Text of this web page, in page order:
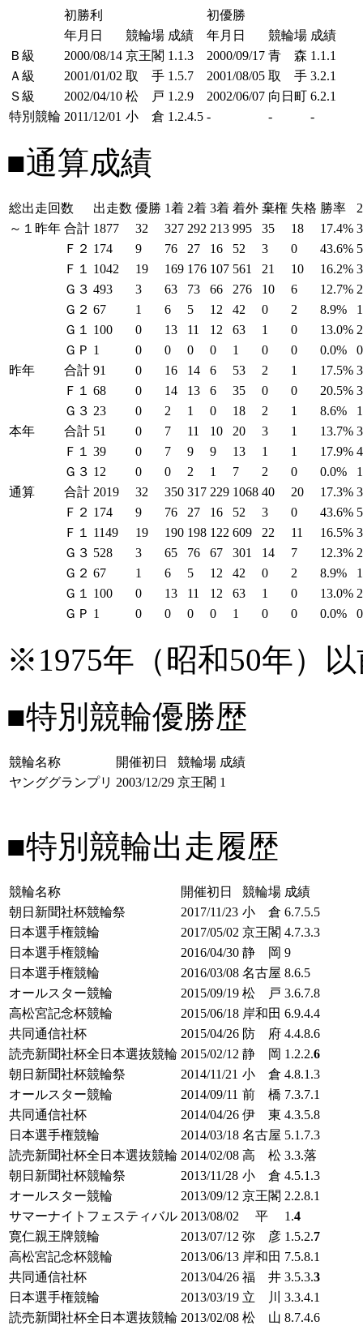
初勝利
初優勝
年月日
競輪場 成績 年月日 競輪場 成績
Ｂ級
2000/08/14 京王閣 1.1.3 2000/09/17 青 森 1.1.1
Ａ級
2001/01/02 取 手 1.5.7 2001/08/05 取 手 3.2.1
Ｓ級
2002/04/10 松 戸 1.2.9 2002/06/07 向日町 6.2.1
特別競輪 2011/12/01 小 倉 1.2.4.5 - - -
■通算成績
総出走回数 出走数 優勝 1着 2着 3着 着外 棄権 失格 勝率
～１昨年 合計 1877 32 327 292 213 995 35 18 17.4%
Ｆ２ 174 9 76 27 16 52 3 0 43.6%
Ｆ１
1042 19 169 176 107 561 21 10 16.2%
Ｇ３ 493 3 63 73 66 276 10 6 12.7%
Ｇ２ 67 1 6 5 12 42 0 2 8.9%
Ｇ１
100 0 13 11 12 63 1 0 13.0%
ＧＰ 1 0 0 0 0 1 0 0 0.0%
昨年
合計 91 0 16 14 6 53 2 1 17.5%
Ｆ１
68 0 14 13 6 35 0 0 20.5%
Ｇ３ 23 0 2 1 0 18 2 1 8.6%
本年
合計 51 0 7 11 10 20 3 1 13.7%
Ｆ１
39 0 7 9 9 13 1 1 17.9%
Ｇ３ 12 0 0 2 1 7 2 0 0.0%
通算
合計 2019 32 350 317 229 1068 40 20 17.3%
Ｆ２ 174 9 76 27 16 52 3 0 43.6%
Ｆ１
1149 19 190 198 122 609 22 11 16.5%
Ｇ３ 528 3 65 76 67 301 14 7 12.3%
Ｇ２ 67 1 6 5 12 42 0 2 8.9%
Ｇ１
100 0 13 11 12 63 1 0 13.0%
ＧＰ 1 0 0 0 0 1 0 0 0.0%
※1975年（昭和50年）
■特別競輪優勝歴
競輪名称 開催初日 競輪場 成績
ヤンググランプリ 2003/12/29 京王閣 1
■特別競輪出走履歴
競輪名称 開催初日 競輪場 成績
朝日新聞社杯競輪祭
2017/11/23 小 倉 6.7.5.5
日本選手権競輪
2017/05/02 京王閣 4.7.3.3
日本選手権競輪
2016/04/30 静 岡 9
日本選手権競輪
2016/03/08 名古屋 8.6.5
オールスター競輪
2015/09/19 松 戸 3.6.7.8
高松宮記念杯競輪
2015/06/18 岸和田 6.9.4.4
共同通信社杯
2015/04/26 防 府 4.4.8.6
読売新聞社杯全日本選抜競輪 2015/02/12 静 岡 1.2.2.6
朝日新聞社杯競輪祭
2014/11/21 小 倉 4.8.1.3
オールスター競輪
2014/09/11 前 橋 7.3.7.1
共同通信社杯
2014/04/26 伊 東 4.3.5.8
日本選手権競輪
2014/03/18 名古屋 5.1.7.3
読売新聞社杯全日本選抜競輪 2014/02/08 高 松 3.3.落
朝日新聞社杯競輪祭
2013/11/28 小 倉 4.5.1.3
オールスター競輪
2013/09/12 京王閣 2.2.8.1
サマーナイトフェスティバル 2013/08/02 平 1.4
寛仁親王牌競輪
2013/07/12 弥 彦 1.5.2.7
高松宮記念杯競輪
2013/06/13 岸和田 7.5.8.1
共同通信社杯
2013/04/26 福 井 3.5.3.3
日本選手権競輪
2013/03/19 立 川
3.3.4.1
読売新聞社杯全日本選抜競輪 2013/02/08 松 山 8.7.4.6